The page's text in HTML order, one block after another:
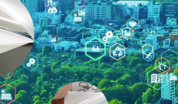
メルマガ登録
PLAS MIRAI+とは
資料ダウンロード